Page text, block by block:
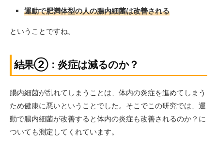
運動で肥満体型の人の腸内細菌は改善される
ということですね。
結果②：炎症は減るのか？
腸内細菌が乱れてしまうことは、体内の炎症を進めてしまう
ため健康に悪いということでした。そこでこの研究では、運
動で腸内細菌が改善すると体内の炎症も改善されるのか？に
ついても測定してくれています。